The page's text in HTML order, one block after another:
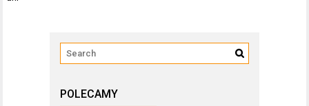
POLECAMY